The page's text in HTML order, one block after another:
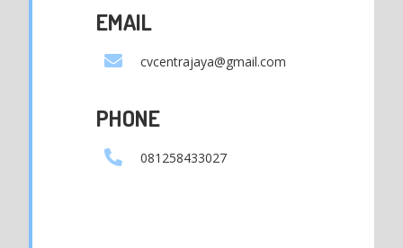
EMAIL
cvcentrajaya@gmail.com
PHONE
081258433027